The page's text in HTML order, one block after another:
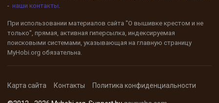
- наши контакты.
При использовании материалов сайта "О вышивке крестом и не
только", прямая, активная гиперсылка, индексируемая
поисковыми системами, указывающая на главную страницу
MyHobi.org обязательна.
Карта сайта Контакты Политика конфиденциальности